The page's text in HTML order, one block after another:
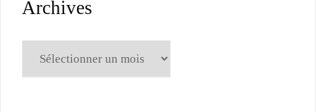
Archives